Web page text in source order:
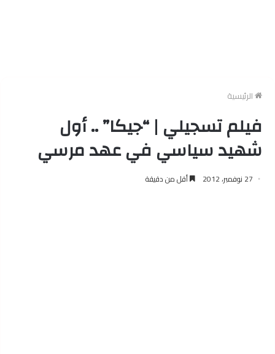
الرئيسية
فيلم تسجيلي | “جيكا” .. أول
شهيد سياسي في عهد مرسي
27 نوفمبر، 2012 أقل من دقيقة